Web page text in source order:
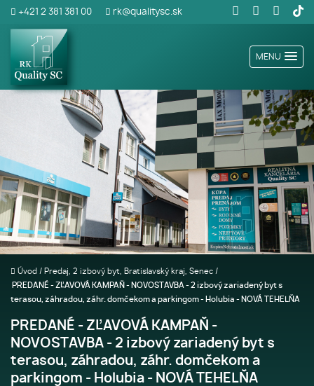
+421 2 381 381 00 rk@qualitysc.sk
MENU
Úvod / Predaj, 2 izbový byt, Bratislavský kraj, Senec /
PREDANÉ - ZĽAVOVÁ KAMPAŇ - NOVOSTAVBA - 2 izbový zariadený byt s
terasou, záhradou, záhr. domčekom a parkingom - Holubia - NOVÁ TEHELŇA
PREDANÉ - ZĽAVOVÁ KAMPAŇ -
NOVOSTAVBA - 2 izbový zariadený byt s
terasou, záhradou, záhr. domčekom a
parkingom - Holubia - NOVÁ TEHELŇA